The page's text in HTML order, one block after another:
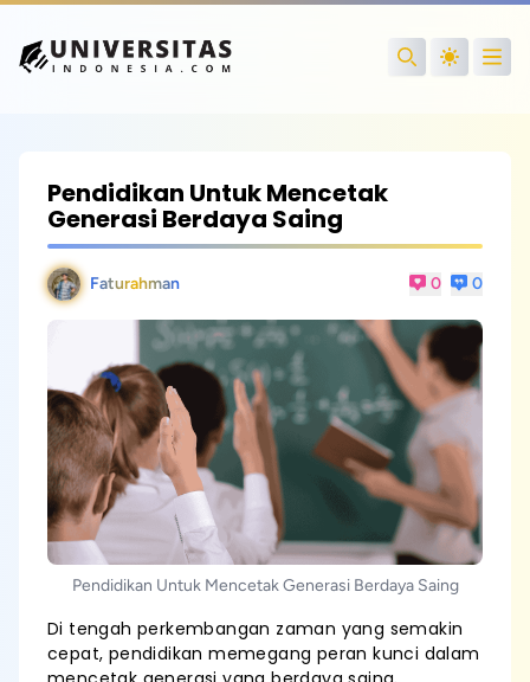
Search
Pendidikan Untuk Mencetak
Generasi Berdaya Saing
Faturahman 0 0
Pendidikan Untuk Mencetak Generasi Berdaya Saing
Di tengah perkembangan zaman yang semakin
cepat, pendidikan memegang peran kunci dalam